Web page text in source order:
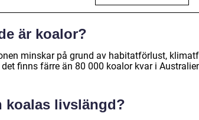
är koalor?
minskar på grund av habitatförlust,
finns färre än 80 000 koalor kvar i
koalas livslängd?